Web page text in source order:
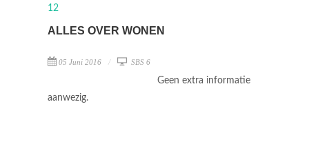
ALLES OVER WONEN
05 Juni 2016 SBS 6
Geen extra informatie
aanwezig.